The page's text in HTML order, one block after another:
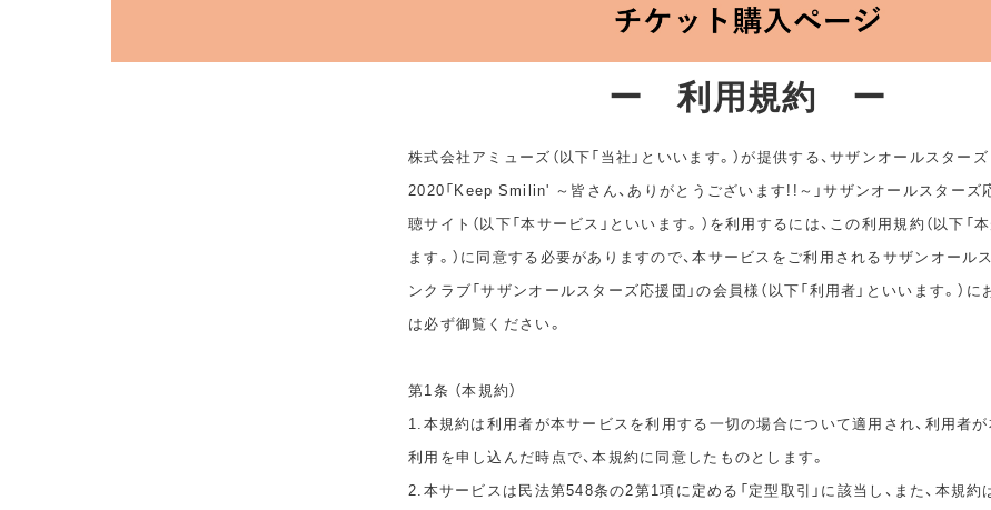
ー 利用規約 ー
株式会社アミューズ（以下「当社」といいます。）が提供する、サザンオールスター
2020「Keep Smilin' ～皆さん、ありがとうございます!!～」サザンオールスターズ
聴サイト（以下「本サービス」といいます。）を利用するには、この利用規約（以下「
ます。）に同意する必要がありますので、本サービスをご利用されるサザンオール
ンクラブ「サザンオールスターズ応援団」の会員様（以下「利用者」といいます。）
は必ず御覧ください。
第1条 （本規約）
1.本規約は利用者が本サービスを利用する一切の場合について適用され、利用者
利用を申し込んだ時点で、本規約に同意したものとします。
2.本サービスは民法第548条の2第1項に定める「定型取引」に該当し、また、本規約